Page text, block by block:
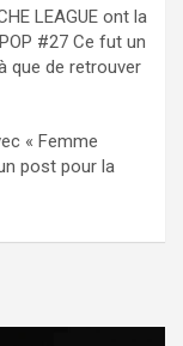
LEAGUE ont la
#27 Ce fut un
que de retrouver
« Femme
post pour la